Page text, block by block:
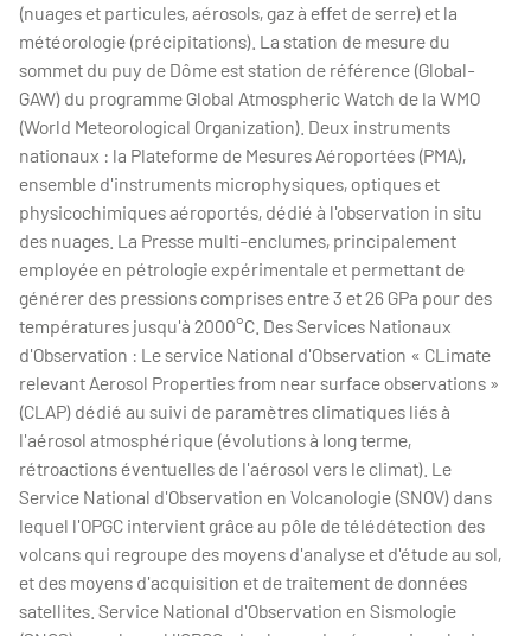
(nuages et particules, aérosols, gaz à effet de serre) et la
météorologie (précipitations). La station de mesure du
sommet du puy de Dôme est station de référence (Global-
GAW) du programme Global Atmospheric Watch de la WMO
(World Meteorological Organization). Deux instruments
nationaux : la Plateforme de Mesures Aéroportées (PMA),
ensemble d'instruments microphysiques, optiques et
physicochimiques aéroportés, dédié à l'observation in situ
des nuages. La Presse multi-enclumes, principalement
employée en pétrologie expérimentale et permettant de
générer des pressions comprises entre 3 et 26 GPa pour des
températures jusqu'à 2000°C. Des Services Nationaux
d'Observation : Le service National d'Observation « CLimate
relevant Aerosol Properties from near surface observations »
(CLAP) dédié au suivi de paramètres climatiques liés à
l'aérosol atmosphérique (évolutions à long terme,
rétroactions éventuelles de l'aérosol vers le climat). Le
Service National d'Observation en Volcanologie (SNOV) dans
lequel l'OPGC intervient grâce au pôle de télédétection des
volcans qui regroupe des moyens d'analyse et d'étude au sol,
et des moyens d'acquisition et de traitement de données
satellites. Service National d'Observation en Sismologie